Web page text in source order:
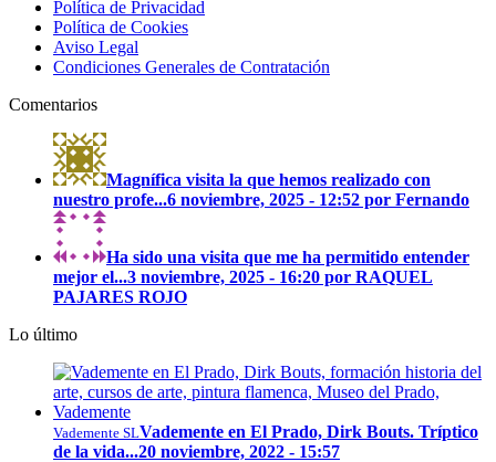
se
en
Política de Privacidad
Política de Cookies
Aviso Legal
Condiciones Generales de Contratación
Comentarios
Magnífica visita la que hemos realizado con
nuestro profe...6 noviembre, 2025 - 12:52 por Fernando
Ha sido una visita que me ha permitido entender
mejor el...3 noviembre, 2025 - 16:20 por RAQUEL
PAJARES ROJO
Lo último
Vademente SLVademente en El Prado, Dirk Bouts. Tríptico
de la vida...20 noviembre, 2022 - 15:57